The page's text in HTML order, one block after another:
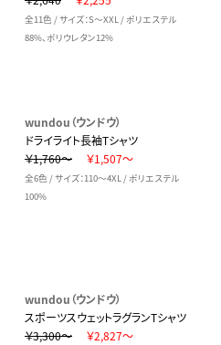
全11色 / サイズ：S～XXL / ポリエステル
88%、ポリウレタン12%
wundou（ウンドウ）
ドライライト長袖Tシャツ
￥1,760～
￥1,507～
全6色 / サイズ：110～4XL / ポリエステル
100%
wundou（ウンドウ）
スポーツスウェットラグランTシャツ
￥3,300～
￥2,827～